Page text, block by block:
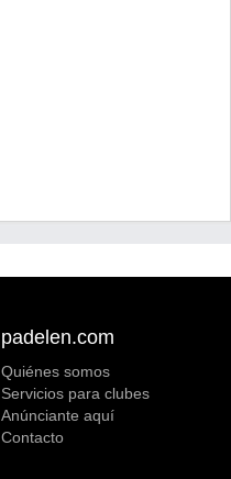
padelen.com
Quiénes somos
Servicios para clubes
Anúnciante aquí
Contacto